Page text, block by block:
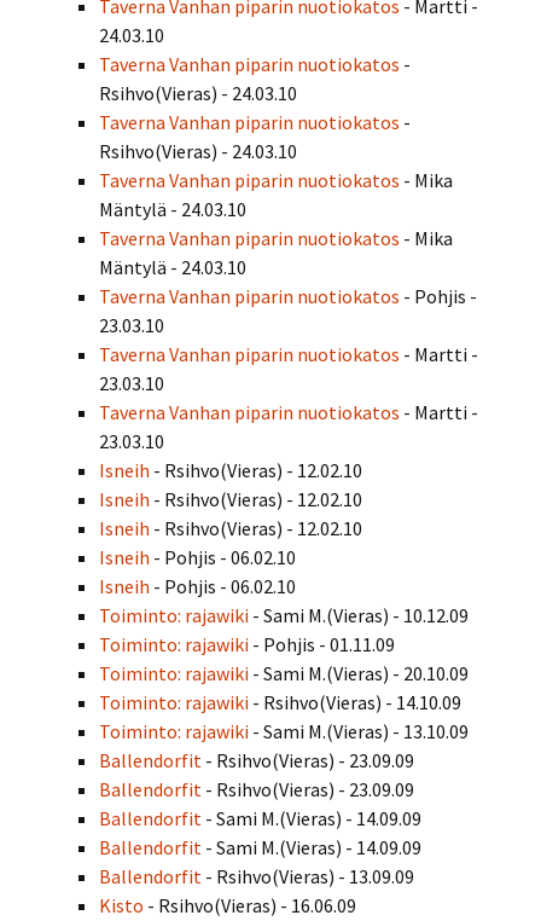
Taverna Vanhan piparin nuotiokatos - Martti -
24.03.10
Taverna Vanhan piparin nuotiokatos -
Rsihvo(Vieras) - 24.03.10
Taverna Vanhan piparin nuotiokatos -
Rsihvo(Vieras) - 24.03.10
Taverna Vanhan piparin nuotiokatos - Mika
Mäntylä - 24.03.10
Taverna Vanhan piparin nuotiokatos - Mika
Mäntylä - 24.03.10
Taverna Vanhan piparin nuotiokatos - Pohjis -
23.03.10
Taverna Vanhan piparin nuotiokatos - Martti -
23.03.10
Taverna Vanhan piparin nuotiokatos - Martti -
23.03.10
Isneih - Rsihvo(Vieras) - 12.02.10
Isneih - Rsihvo(Vieras) - 12.02.10
Isneih - Rsihvo(Vieras) - 12.02.10
Isneih - Pohjis - 06.02.10
Isneih - Pohjis - 06.02.10
Toiminto: rajawiki - Sami M.(Vieras) - 10.12.09
Toiminto: rajawiki - Pohjis - 01.11.09
Toiminto: rajawiki - Sami M.(Vieras) - 20.10.09
Toiminto: rajawiki - Rsihvo(Vieras) - 14.10.09
Toiminto: rajawiki - Sami M.(Vieras) - 13.10.09
Ballendorfit - Rsihvo(Vieras) - 23.09.09
Ballendorfit - Rsihvo(Vieras) - 23.09.09
Ballendorfit - Sami M.(Vieras) - 14.09.09
Ballendorfit - Sami M.(Vieras) - 14.09.09
Ballendorfit - Rsihvo(Vieras) - 13.09.09
Kisto - Rsihvo(Vieras) - 16.06.09